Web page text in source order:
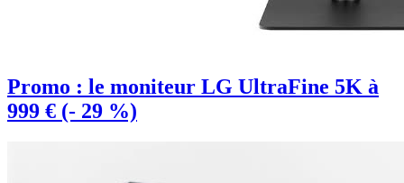
Promo : le moniteur LG UltraFine 5K à
999 € (- 29 %)